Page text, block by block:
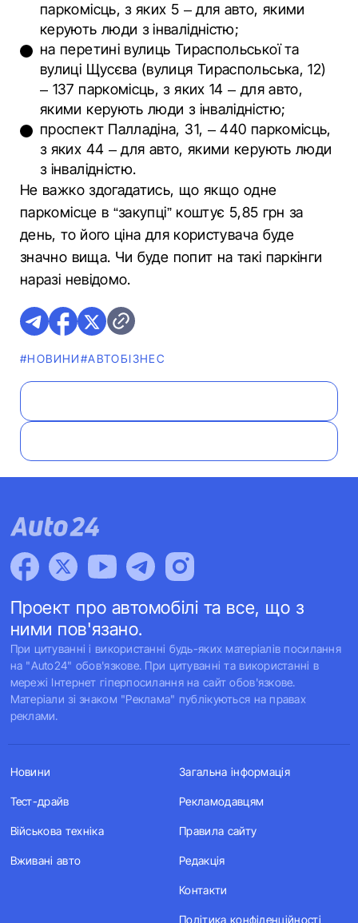
паркомісць, з яких 5 – для авто, якими
керують люди з інвалідністю;
на перетині вулиць Тираспольської та
вулиці Щусєва (вулиця Тираспольська, 12)
– 137 паркомісць, з яких 14 – для авто,
якими керують люди з інвалідністю;
проспект Палладіна, 31, – 440 паркомісць,
з яких 44 – для авто, якими керують люди
з інвалідністю.
Не важко здогадатись, що якщо одне
паркомісце в “закупці” коштує 5,85 грн за
день, то його ціна для користувача буде
значно вища. Чи буде попит на такі паркінги
наразі невідомо.
#НОВИНИ#АВТОБІЗНЕС
Проект про автомобілі та все, що з
ними пов'язано.
При цитуванні і використанні будь-яких матеріалів посилання
на "Auto24" обов'язкове. При цитуванні та використанні в
мережі Інтернет гіперпосилання на сайт обов'язкове.
Матеріали зі знаком "Реклама" публікуються на правах
реклами.
Новини
Тест-драйв
Військова техніка
Вживані авто
Загальна інформація
Рекламодавцям
Правила сайту
Редакція
Контакти
Політика конфіденційності